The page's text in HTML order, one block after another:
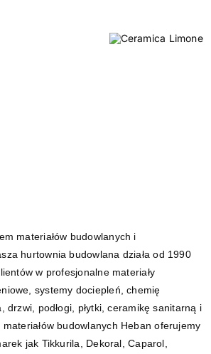
materiałów budowlanych i
hurtownia budowlana działa od 1990
w profesjonalne materiały
systemy dociepleń, chemię
drzwi, podłogi, płytki, ceramikę sanitarną i
budowlanych Heban oferujemy
jak Tikkurila, Dekoral, Caparol,